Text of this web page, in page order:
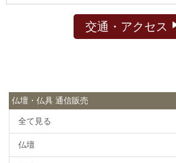
交通・アクセス
仏壇・仏具 通信販売
全て見る
仏壇